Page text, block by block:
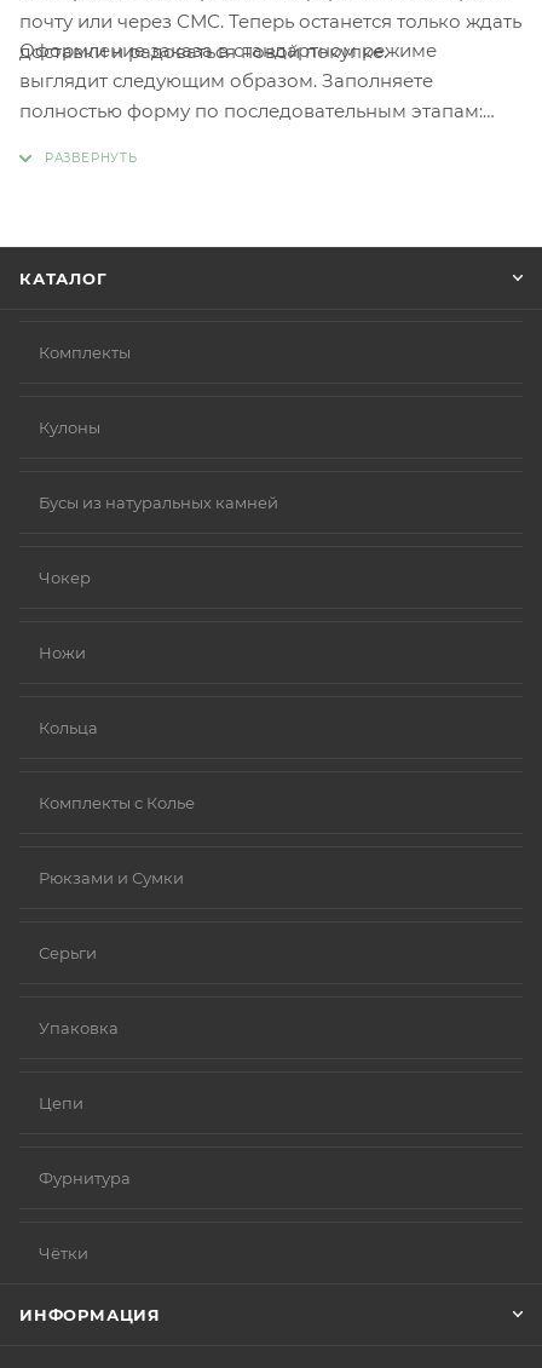
почту или через СМС. Теперь останется только ждать
доставки и радоваться новой покупке.
Оформление заказа в стандартном режиме
выглядит следующим образом. Заполняете
полностью форму по последовательным этапам:
КАТАЛОГ
Комплекты
Кулоны
Бусы из натуральных камней
Чокер
Ножи
Кольца
Комплекты с Колье
Рюкзами и Сумки
Серьги
Упаковка
Цепи
Фурнитура
Чётки
ИНФОРМАЦИЯ